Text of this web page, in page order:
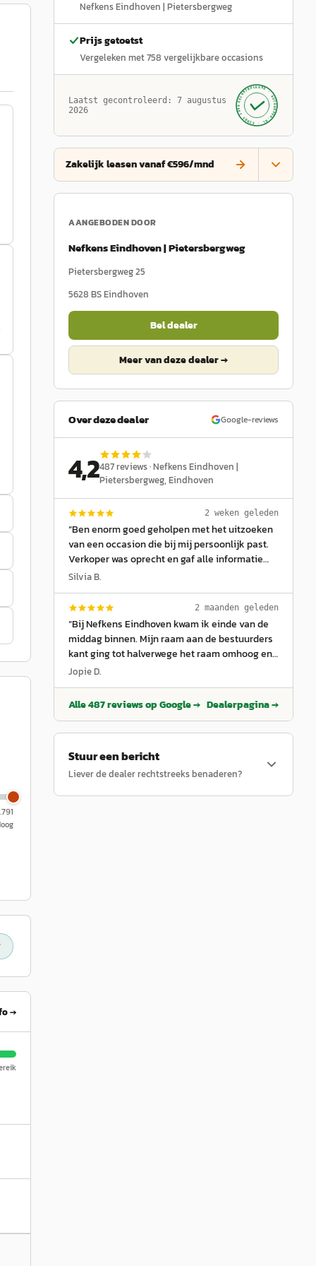
→
Nefkens Eindhoven | Pietersbergweg
Prijs getoetst
Vergeleken met758 vergelijkbare occasions
Laatst gecontroleerd: 7 augustus
2026
GECONTROLEERD ·
AUTOKOPEN.NL
· SINDS 1999 ·
Zakelijk leasen vanaf €596/mnd
AANGEBODEN DOOR
Nefkens Eindhoven | Pietersbergweg
Pietersbergweg 25
5628 BSEindhoven
Bel dealer
Meer van deze dealer →
Over deze dealer Google-reviews
4,2487reviews ·Nefkens Eindhoven |
Pietersbergweg, Eindhoven
2 weken geleden
“Ben enorm goed geholpen met het uitzoeken
van een occasion die bij mij persoonlijk past.
Verkoper was oprecht en gaf alle informatie
waar ik om vroeg. Een dikke 10!!
Silvia B.
2 maanden geleden
“Bij Nefkens Eindhoven kwam ik einde van de
middag binnen. Mijn raam aan de bestuurders
kant ging tot halverwege het raam omhoog en
nadien meteen weer naar beneden. Ik werd
snapte meteen het probleem. Ze zou kijken of
er een monteur vrij was. Dat was het geval..
duidelijk. Ik ben snel en goed geholpen.. en
tevreden”
Jopie D.
Alle487reviews op Google → Dealerpagina →
Stuur een bericht
Liever de dealer rechtstreeks benaderen?